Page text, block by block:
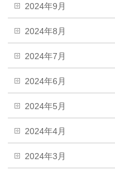
2024年9月
2024年8月
2024年7月
2024年6月
2024年5月
2024年4月
2024年3月